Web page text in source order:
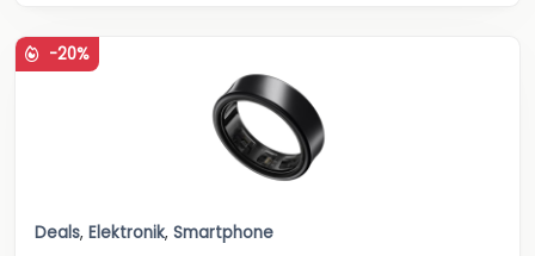
-20%
Deals, Elektronik, Smartphone